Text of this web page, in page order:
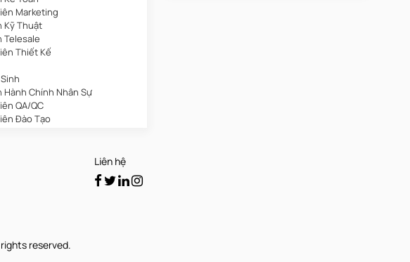
Marketing
Kỹ Thuật
Telesale
Thiết Kế
Hành Chính Nhân Sự
QA/QC
Đào Tạo
Kinh Doanh
Viên
Liên hệ
reserved.